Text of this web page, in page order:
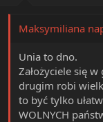
Maksymiliana
Unia to dno.
Założyciele się
drugim robi
to być tylko
WOLNYCH